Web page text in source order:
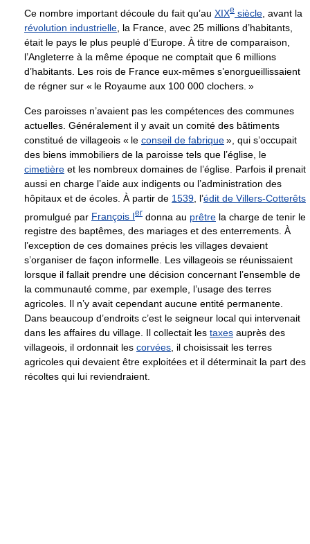
Ce nombre important découle du fait qu’au XIXe siècle , avant la
révolution industrielle , la France, avec 25 millions d’habitants,
était le pays le plus peuplé d’Europe. À titre de comparaison,
l’Angleterre à la même époque ne comptait que 6 millions
d’habitants. Les rois de France eux-mêmes s’enorgueillissaient
de régner sur « le Royaume aux 100 000 clochers. »
Ces paroisses n’avaient pas les compétences des communes
actuelles. Généralement il y avait un comité des bâtiments
constitué de villageois « le conseil de fabrique», qui s’occupait
des biens immobiliers de la paroisse tels que l’église, le
cimetière et les nombreux domaines de l’église. Parfois il prenait
aussi en charge l’aide aux indigents ou l’administration des
hôpitaux et de écoles. À partir de 1539 , l’édit de Villers-Cotterêts
promulgué par François Ier donna au prêtre la charge de tenir le
registre des baptêmes, des mariages et des enterrements. À
l’exception de ces domaines précis les villages devaient
s’organiser de façon informelle. Les villageois se réunissaient
lorsque il fallait prendre une décision concernant l’ensemble de
la communauté comme, par exemple, l’usage des terres
agricoles. Il n’y avait cependant aucune entité permanente.
Dans beaucoup d’endroits c’est le seigneur local qui intervenait
dans les affaires du village. Il collectait les taxes auprès des
villageois, il ordonnait les corvées, il choisissait les terres
agricoles qui devaient être exploitées et il déterminait la part des
récoltes qui lui reviendraient.